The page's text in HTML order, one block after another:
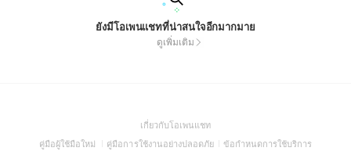
ยังมีโอเพนแชทที่น่าสนใจอีกมากมาย
ดูเพิ่มเติม
เกี่ยวกับโอเพนแชท(Open
in
คู่มือผู้ใช้มือใหม่
(Open
คู่มือการใช้งานอย่างปลอดภัย(Open
ข้อกำหนดการใช้บริการ(Open